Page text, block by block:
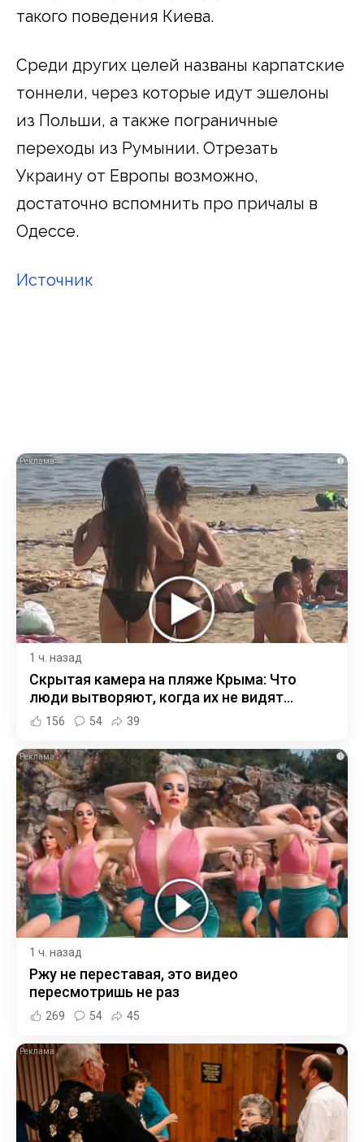
такого поведения Киева.
Среди других целей названы карпатские
тоннели, через которые идут эшелоны
из Польши, а также пограничные
переходы из Румынии. Отрезать
Украину от Европы возможно,
достаточно вспомнить про причалы в
Одессе.
Источник
i
1 ч. назад
Скрытая камера на пляже Крыма: Что
люди вытворяют, когда их не видят...
156 54 39
i
1 ч. назад
Ржу не переставая, это видео
пересмотришь не раз
269 54 45
i